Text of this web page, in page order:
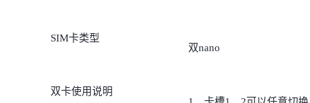
n1/n3/n5/n8/n28A/n38/
SIM卡类型
双nano
双卡使用说明